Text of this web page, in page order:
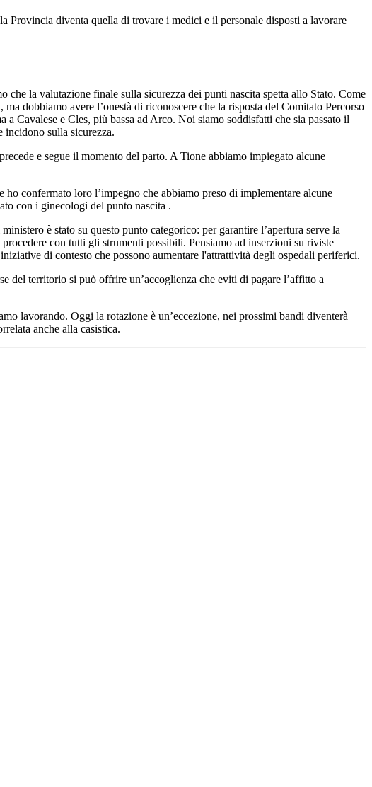
Provincia diventa quella di trovare i medici e il personale disposti a lavorare
che la valutazione finale sulla sicurezza dei punti nascita spetta allo Stato. Come
dobbiamo avere l’onestà di riconoscere che la risposta del Comitato Percorso
Cavalese e Cles, più bassa ad Arco. Noi siamo soddisfatti che sia passato il
incidono sulla sicurezza.
e segue il momento del parto. A Tione abbiamo impiegato alcune
confermato loro l’impegno che abbiamo preso di implementare alcune
con i ginecologi del punto nascita .
è stato su questo punto categorico: per garantire l’apertura serve la
con tutti gli strumenti possibili. Pensiamo ad inserzioni su riviste
di contesto che possono aumentare l'attrattività degli ospedali periferici.
del territorio si può offrire un’accoglienza che eviti di pagare l’affitto a
lavorando. Oggi la rotazione è un’eccezione, nei prossimi bandi diventerà
anche alla casistica.